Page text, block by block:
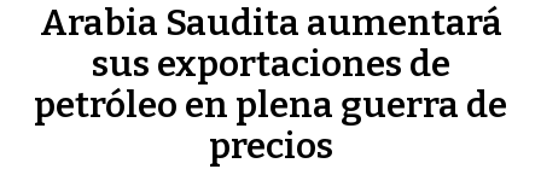
Arabia Saudita aumentará
sus exportaciones de
petróleo en plena guerra de
precios